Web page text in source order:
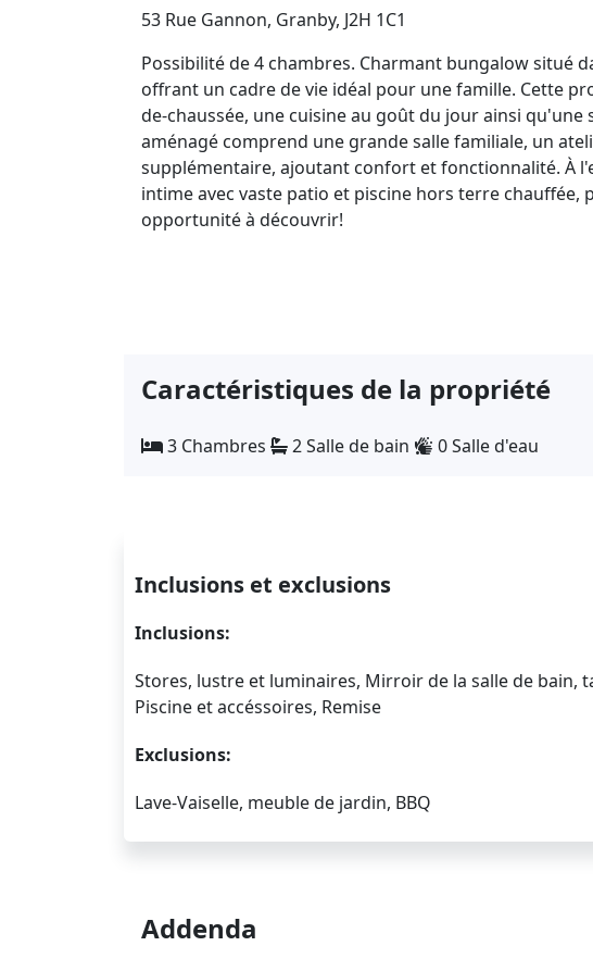
53 Rue Gannon, Granby, J2H 1C1
Possibilité de 4 chambres. Charmant bungalow situé
offrant un cadre de vie idéal pour une famille. Cette
de-chaussée, une cuisine au goût du jour ainsi qu'une
aménagé comprend une grande salle familiale, un
supplémentaire, ajoutant confort et fonctionnalité. À
intime avec vaste patio et piscine hors terre chauffée,
opportunité à découvrir!
Caractéristiques de la propriété
3 Chambres 2 Salle de bain 0 Salle d'eau
Inclusions et exclusions
Inclusions:
Stores, lustre et luminaires, Mirroir de la salle de bain,
Piscine et accéssoires, Remise
Exclusions:
Lave-Vaiselle, meuble de jardin, BBQ
Addenda